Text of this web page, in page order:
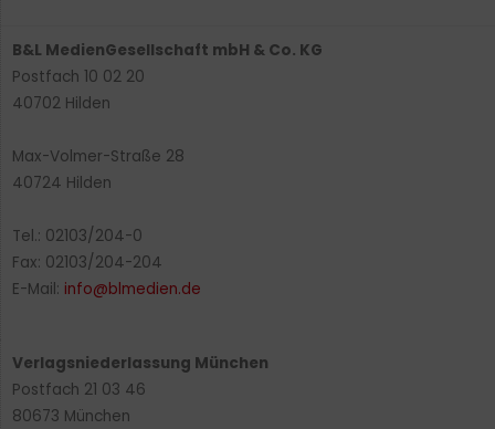
B&L MedienGesellschaft mbH & Co. KG
Postfach 10 02 20
40702 Hilden
Max-Volmer-Straße 28
40724 Hilden
Tel.: 02103/204-0
Fax: 02103/204-204
E-Mail: info@blmedien.de
Verlagsniederlassung München
Postfach 21 03 46
80673 München